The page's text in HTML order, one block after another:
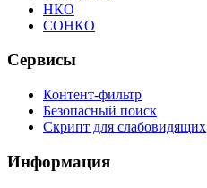
НКО
СОНКО
Сервисы
Контент-фильтр
Безопасный поиск
Скрипт для слабовидящих
Информация